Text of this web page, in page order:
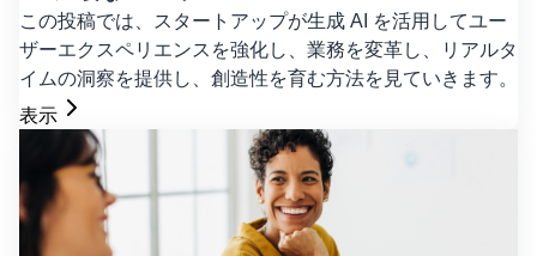
この投稿では、スタートアップが生成 AI を活用してユー
ザーエクスペリエンスを強化し、業務を変革し、リアルタ
イムの洞察を提供し、創造性を育む方法を見ていきます。
表示